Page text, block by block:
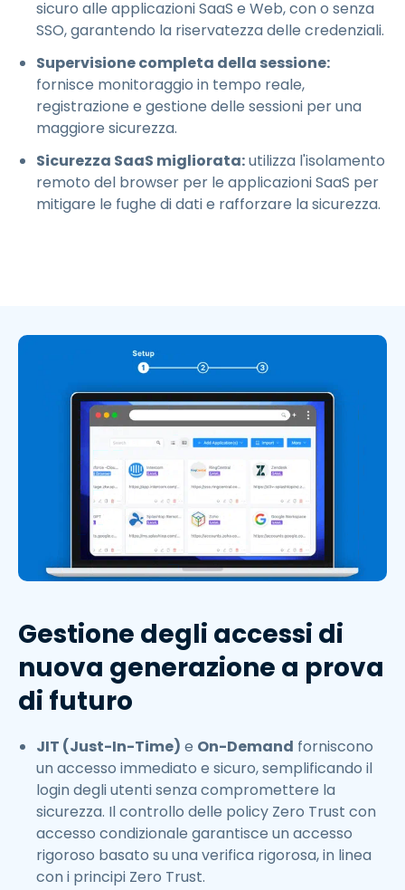
sicuro alle applicazioni SaaS e Web, con o senza
SSO, garantendo la riservatezza delle credenziali.
Supervisione completa della sessione:
fornisce monitoraggio in tempo reale,
registrazione e gestione delle sessioni per una
maggiore sicurezza.
Sicurezza SaaS migliorata:utilizza l'isolamento
remoto del browser per le applicazioni SaaS per
mitigare le fughe di dati e rafforzare la sicurezza.
Gestione degli accessi di
nuova generazione a prova
di futuro
JIT (Just-In-Time) e On-Demand forniscono
un accesso immediato e sicuro, semplificando il
login degli utenti senza compromettere la
sicurezza. Il controllo delle policy Zero Trust con
accesso condizionale garantisce un accesso
rigoroso basato su una verifica rigorosa, in linea
con i principi Zero Trust.